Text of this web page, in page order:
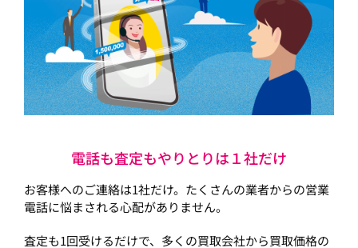
電話も査定もやりとりは１社だけ
お客様へのご連絡は1社だけ。たくさんの業者からの営業
電話に悩まされる心配がありません。
査定も1回受けるだけで、多くの買取会社から買取価格の